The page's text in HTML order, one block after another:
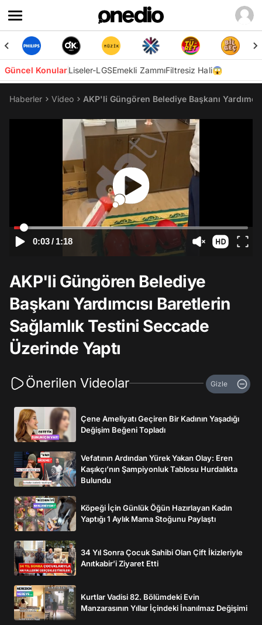
Güncel KonularLiseler-LGSEmekli ZammıFiltresiz Hali😱
Haberler Video AKP'li Güngören Belediye Başkanı
0:03/ 1:18
AKP'li Güngören Belediye
Başkanı Yardımcısı Baretlerin
Sağlamlık Testini Seccade
Üzerinde Yaptı
Önerilen Videolar Gizle
Çene Ameliyatı Geçiren Bir Kadının Yaşadığı
Değişim Beğeni Topladı
Vefatının Ardından Yürek Yakan Olay: Eren
Kaşıkçı’nın Şampiyonluk Tablosu Hurdalıkta
Bulundu
Köpeği İçin Günlük Öğün Hazırlayan Kadın
Yaptığı 1 Aylık Mama Stoğunu Paylaştı
34 Yıl Sonra Çocuk Sahibi Olan Çift İkizleriyle
Anıtkabir’i Ziyaret Etti
Kurtlar Vadisi 82. Bölümdeki Evin
Manzarasının Yıllar İçindeki İnanılmaz Değişimi